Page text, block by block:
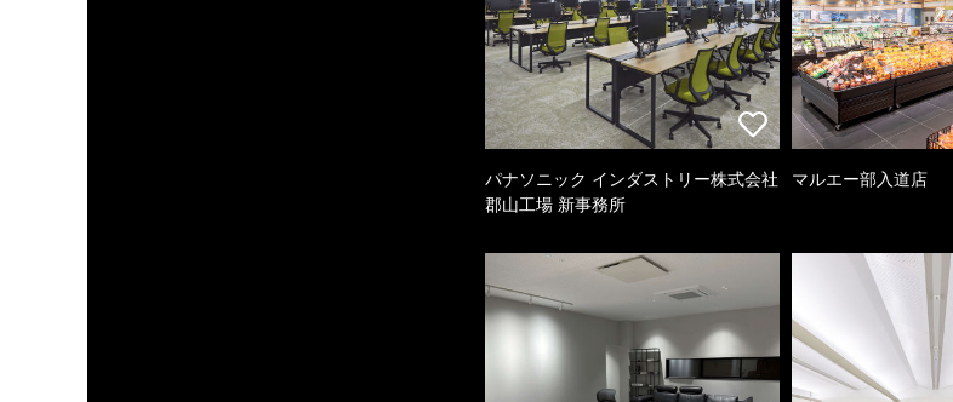
パナソニック インダストリー株式会社
郡山工場 新事務所
マルエー部入道店